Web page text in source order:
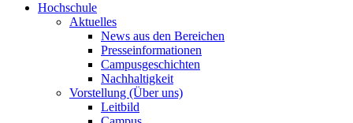
Hochschule
Aktuelles
News aus den Bereichen
Presseinformationen
Campusgeschichten
Nachhaltigkeit
Vorstellung (Über uns)
Leitbild